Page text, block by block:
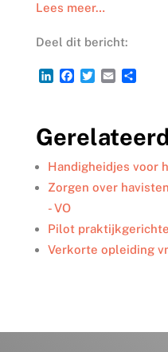
Lees meer…
Deel dit bericht:
L
e
d
I
n
F
b
o
o
k
T
t
e
r
E
l
D
n
Handigheidjes voor
Zorgen over
- VO
Pilot
Verkorte opleiding